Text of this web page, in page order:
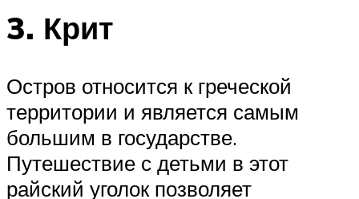
3. Крит
Остров относится к греческой
территории и является самым
большим в государстве.
Путешествие с детьми в этот
райский уголок позволяет